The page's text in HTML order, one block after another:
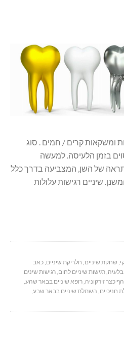
ומשקאות קרים / חמים . סוג
בזמן הלעיסה. למעשה
של השן, המצביעה בדרך כלל
שיניים רגישות עלולות
, שחקת שיניים, חלריקת שיניים,כאב
בלעיה,רגישות שיניים לחום,רגישות שינים
כצר זירקוניה,רופא שיניים בבאר שהע,
חניכיים, השתלת שיניים בבאר שבע,